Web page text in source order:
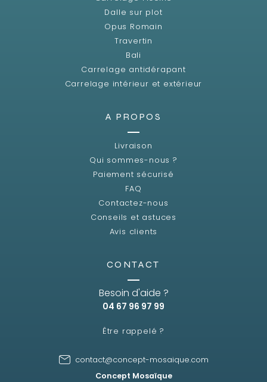
Dalle sur plot
Opus Romain
Travertin
Bali
Carrelage antidérapant
Carrelage intérieur et extérieur
A PROPOS
Livraison
Qui sommes-nous ?
Paiement sécurisé
FAQ
Contactez-nous
Conseils et astuces
Avis clients
CONTACT
Besoin d'aide ?
04 67 96 97 99
Être rappelé ?
contact@concept-mosaique.com
Concept Mosaïque